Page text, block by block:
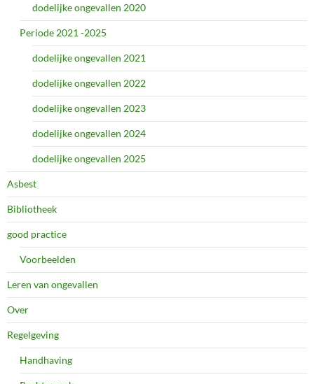
dodelijke ongevallen 2020
Periode 2021 -2025
dodelijke ongevallen 2021
dodelijke ongevallen 2022
dodelijke ongevallen 2023
dodelijke ongevallen 2024
dodelijke ongevallen 2025
Asbest
Bibliotheek
good practice
Voorbeelden
Leren van ongevallen
Over
Regelgeving
Handhaving